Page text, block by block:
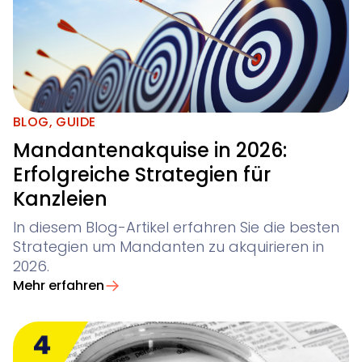
BLOG, GUIDE
Mandantenakquise in 2026:
Erfolgreiche Strategien für
Kanzleien
In diesem Blog-Artikel erfahren Sie die besten
Strategien um Mandanten zu akquirieren in
2026.
Mehr erfahren